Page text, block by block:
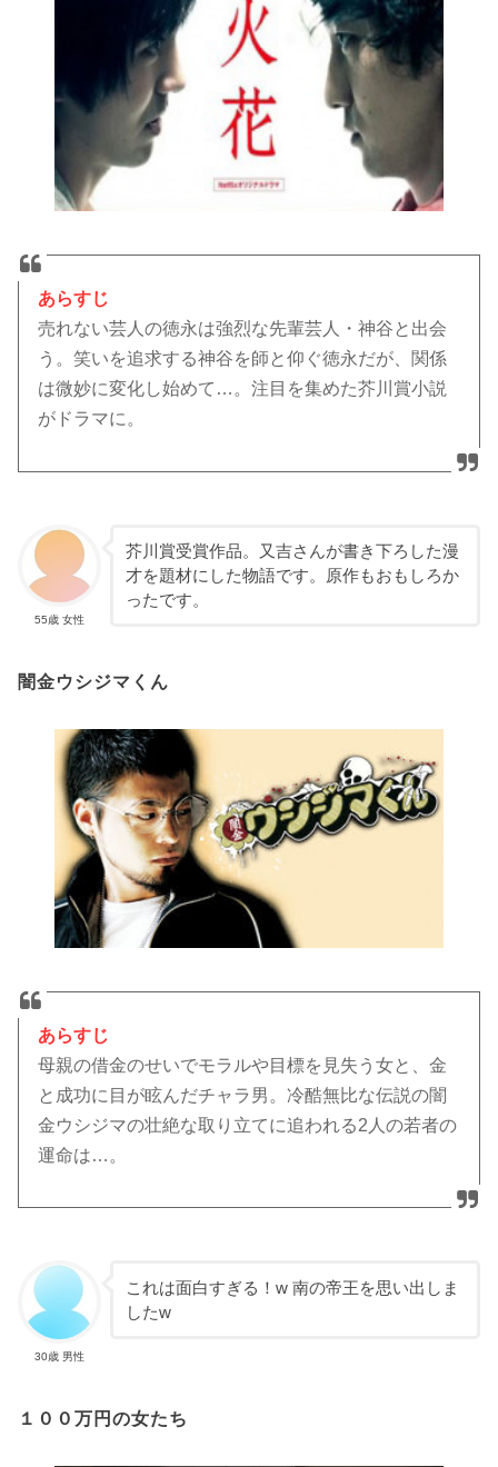
あらすじ
売れない芸人の徳永は強烈な先輩芸人・神谷と出会
う。笑いを追求する神谷を師と仰ぐ徳永だが、関係
は微妙に変化し始めて…。注目を集めた芥川賞小説
がドラマに。
55歳 女性
芥川賞受賞作品。又吉さんが書き下ろした漫
才を題材にした物語です。原作もおもしろか
ったです。
闇金ウシジマくん
あらすじ
母親の借金のせいでモラルや目標を見失う女と、金
と成功に目が眩んだチャラ男。冷酷無比な伝説の闇
金ウシジマの壮絶な取り立てに追われる2人の若者の
運命は…。
30歳 男性
これは面白すぎる！w 南の帝王を思い出しま
したw
１００万円の女たち